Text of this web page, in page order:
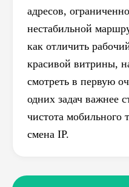
адресов,
нестабильной
как отличить
красивой витрины,
смотреть в первую
одних задач важнее
чистота мобильного
смена IP.